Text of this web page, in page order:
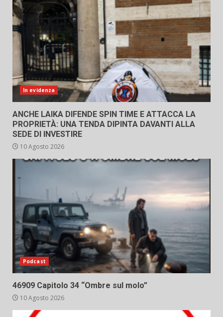
In evidenza
ANCHE LAIKA DIFENDE SPIN TIME E ATTACCA LA
PROPRIETÀ: UNA TENDA DIPINTA DAVANTI ALLA
SEDE DI INVESTIRE
10 Agosto 2026
Podcast
46909 Capitolo 34 “Ombre sul molo”
10 Agosto 2026